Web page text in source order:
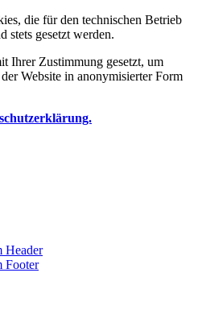
die für den technischen Betrieb
stets gesetzt werden.
Ihrer Zustimmung gesetzt, um
Website in anonymisierter Form
Header
Footer